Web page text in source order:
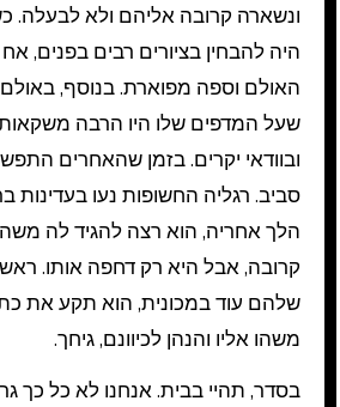
ונשארה קרובה אליהם ולא לבעלה.
היה להבחין בציורים רבים בפנים,
האולם וספה מפוארת. בנוסף, באולם
שעל המדפים שלו היו הרבה משקאות
ובוודאי יקרים. בזמן שהאחרים
סביב. רגליה החשופות נעו בעדינות
הלך אחריה, הוא רצה להגיד לה
קרובה, אבל היא רק דחפה אותו.
שלהם עוד במכונית, הוא תקע את
משהו אליו והנהן לכיוונם, גיחך.
בסדר, תהיי בבית. אנחנו לא כל כך